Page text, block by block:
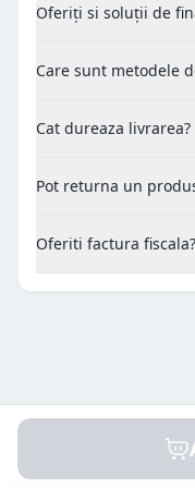
Oferiți si soluții de
Care sunt metodele
Cat dureaza livrarea?
Pot returna un
Oferiti factura fiscala?